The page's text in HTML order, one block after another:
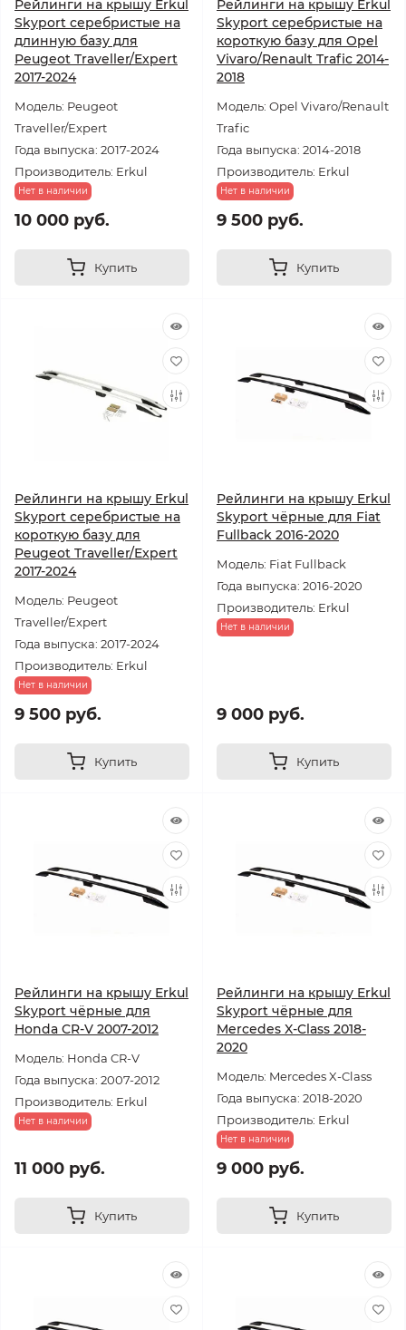
Рейлинги на крышу Erkul
Skyport серебристые на
длинную базу для
Peugeot Traveller/Expert
2017-2024
Модель: Peugeot
Traveller/Expert
Года выпуска: 2017-2024
Производитель: Erkul
Нет в наличии
10 000 руб.
Купить
Рейлинги на крышу Erkul
Skyport серебристые на
короткую базу для Opel
Vivaro/Renault Trafic 2014-
2018
Модель: Opel Vivaro/Renault
Trafic
Года выпуска: 2014-2018
Производитель: Erkul
Нет в наличии
9 500 руб.
Купить
Рейлинги на крышу Erkul
Skyport серебристые на
короткую базу для
Peugeot Traveller/Expert
2017-2024
Модель: Peugeot
Traveller/Expert
Года выпуска: 2017-2024
Производитель: Erkul
Нет в наличии
9 500 руб.
Купить
Рейлинги на крышу Erkul
Skyport чёрные для Fiat
Fullback 2016-2020
Модель: Fiat Fullback
Года выпуска: 2016-2020
Производитель: Erkul
Нет в наличии
9 000 руб.
Купить
Рейлинги на крышу Erkul
Skyport чёрные для
Honda CR-V 2007-2012
Модель: Honda CR-V
Года выпуска: 2007-2012
Производитель: Erkul
Нет в наличии
11 000 руб.
Купить
Рейлинги на крышу Erkul
Skyport чёрные для
Mercedes X-Class 2018-
2020
Модель: Mercedes X-Class
Года выпуска: 2018-2020
Производитель: Erkul
Нет в наличии
9 000 руб.
Купить